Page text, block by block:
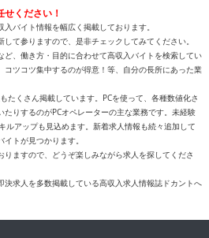
ください！
バイト情報を幅広く掲載しております。
て参りますので、是非チェックしてみてください。
ど、働き方・目的に合わせて高収入バイトを検索してい
ツコツ集中するのが得意！等、自分の長所にあった業
たくさん掲載しています。PCを使って、各種数値化さ
りするのがPCオペレーターの主な業務です。未経験
ルアップも見込めます。新着求人情報も続々追加して
トが見つかります。
ますので、どうぞ楽しみながら求人を探してくださ
求人を多数掲載している高収入求人情報誌ドカントへ